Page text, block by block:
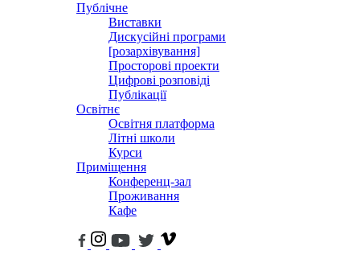
Публічне
Виставки
Дискусійні програми
[розархівування]
Просторові проекти
Цифрові розповіді
Публікації
Освітнє
Освітня платформа
Літні школи
Курси
Приміщення
Конференц-зал
Проживання
Кафе